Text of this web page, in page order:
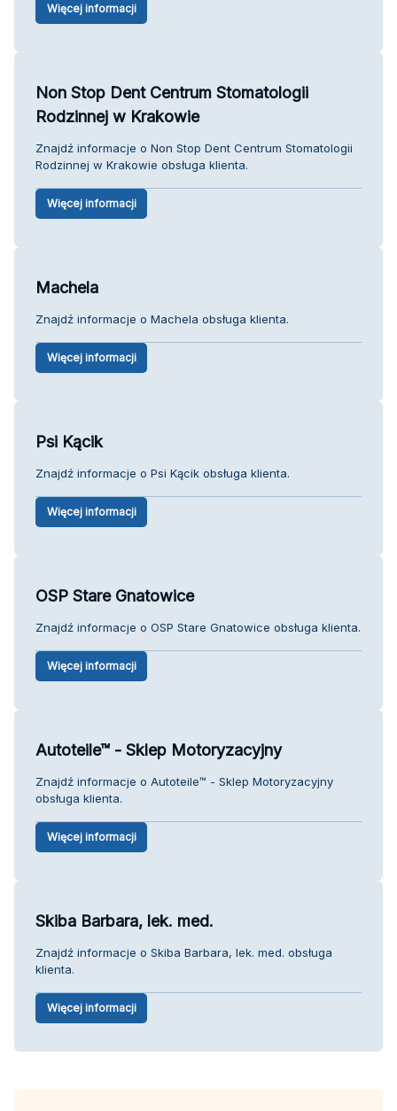
Więcej informacji
Non Stop Dent Centrum Stomatologii
Rodzinnej w Krakowie
Znajdź informacje o Non Stop Dent Centrum Stomatologii
Rodzinnej w Krakowie obsługa klienta.
Więcej informacji
Machela
Znajdź informacje o Machela obsługa klienta.
Więcej informacji
Psi Kącik
Znajdź informacje o Psi Kącik obsługa klienta.
Więcej informacji
OSP Stare Gnatowice
Znajdź informacje o OSP Stare Gnatowice obsługa klienta.
Więcej informacji
Autoteile™ - Sklep Motoryzacyjny
Znajdź informacje o Autoteile™ - Sklep Motoryzacyjny
obsługa klienta.
Więcej informacji
Skiba Barbara, lek. med.
Znajdź informacje o Skiba Barbara, lek. med. obsługa
klienta.
Więcej informacji